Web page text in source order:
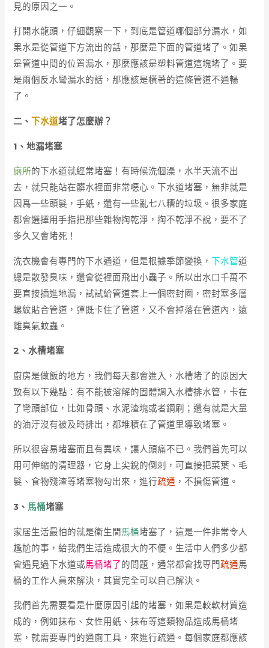
見的原因之一。
打開水龍頭，仔細觀察一下，到底是管道哪個部分漏水，如
果水是從管道下方流出的話，那麼是下面的管道堵了。如果
是管道中間的位置漏水，那麼應該是塑料管道這塊堵了。要
是兩個反水彎漏水的話，那應該是橫著的這條管道不通暢
了。
二、下水道堵了怎麼辦？
1、地漏堵塞
廁所的下水道就經常堵塞！有時候洗個澡，水半天流不出
去，就只能站在髒水裡面非常噁心。下水道堵塞，無非就是
因爲一些頭髮，手紙，還有一些亂七八糟的垃圾。很多家庭
都會選擇用手指把那些雜物掏乾淨，掏不乾淨不說，要不了
多久又會堵死！
洗衣機會有專門的下水通道，但是根據季節變換，下水管道
總是散發臭味，還會從裡面飛出小蟲子。所以出水口千萬不
要直接插進地漏，試試給管道套上一個密封圈，密封塞多層
螺紋貼合管道，彈既卡住了管道，又不會掉落在管道內，遠
離臭氣蚊蟲。
2、水槽堵塞
廚房是做飯的地方，我們每天都會進入，水槽堵了的原因大
致有以下幾點：有不能被溶解的固體調入水槽排水管，卡在
了彎頭部位，比如骨頭、水泥渣塊或者鋼刷；還有就是大量
的油汙沒有被及時排出，都堆積在了管道里導致堵塞。
所以很容易堵塞而且有異味，讓人頭痛不已。我們首先可以
用可伸縮的清理器，它身上尖銳的倒刺，可直接把菜葉、毛
髮、食物殘渣等堵塞物勾出來，進行疏通 ，不損傷管道。
3、 馬桶堵塞
家居生活最怕的就是衛生間 馬桶堵塞了，這是一件非常令人
尷尬的事，給我們生活造成很大的不便。生活中人們多少都
會遇見過下水道或馬桶堵了的問題，通常都會找專門疏通馬
桶的工作人員來解決，其實完全可以自己解決。
我們首先需要看是什麼原因引起的堵塞，如果是較軟材質造
成的，例如抹布、女性用紙、抹布等這類物品造成馬桶堵
塞，就需要專門的通廁工具，來進行疏通。每個家庭都應該